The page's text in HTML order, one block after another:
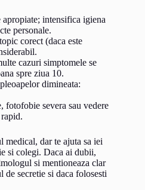
intensifica igiena
personale.
corect (daca este
cazuri simptomele se
spre ziua 10.
dimineata:
fotofobie severa sau vedere
medical, dar te ajuta sa iei
si colegi. Daca ai dubii,
si mentioneaza clar
secretie si daca folosesti